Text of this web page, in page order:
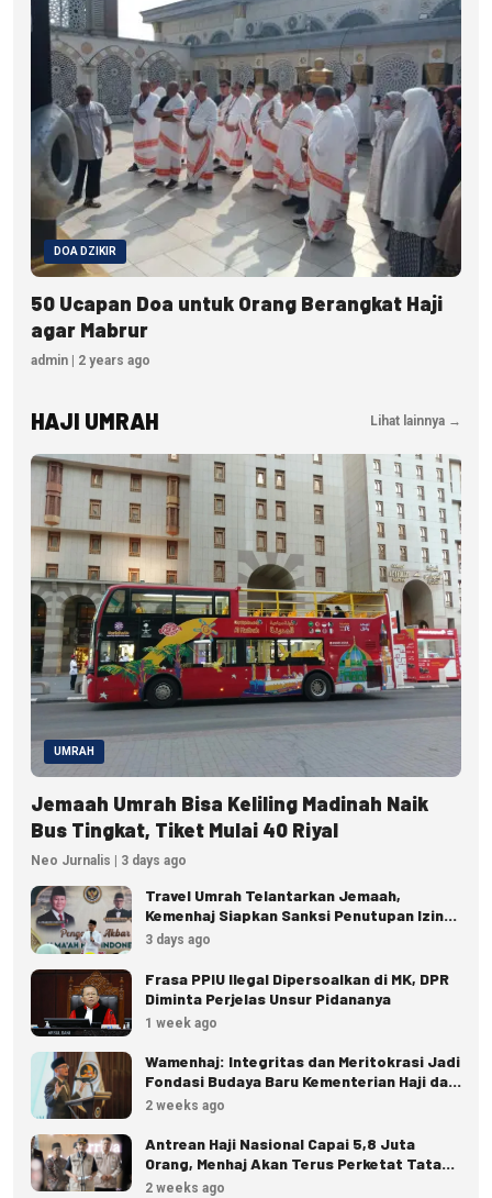
DOA DZIKIR
50 Ucapan Doa untuk Orang Berangkat Haji
agar Mabrur
admin | 2 years ago
HAJI UMRAH Lihat lainnya →
UMRAH
Jemaah Umrah Bisa Keliling Madinah Naik
Bus Tingkat, Tiket Mulai 40 Riyal
Neo Jurnalis | 3 days ago
Travel Umrah Telantarkan Jemaah,
Kemenhaj Siapkan Sanksi Penutupan Izin
hingga Pidana
3 days ago
Frasa PPIU Ilegal Dipersoalkan di MK, DPR
Diminta Perjelas Unsur Pidananya
1 week ago
Wamenhaj: Integritas dan Meritokrasi Jadi
Fondasi Budaya Baru Kementerian Haji dan
Umrah
2 weeks ago
Antrean Haji Nasional Capai 5,8 Juta
Orang, Menhaj Akan Terus Perketat Tata
Kelola
2 weeks ago